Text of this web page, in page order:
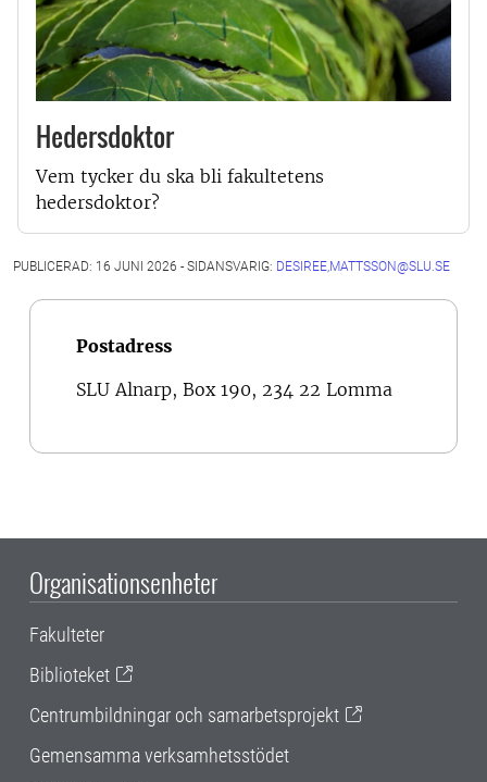
Hedersdoktor
Vem tycker du ska bli fakultetens
hedersdoktor?
PUBLICERAD: 16 JUNI 2026 - SIDANSVARIG: DESIREE,MATTSSON@SLU.SE
Postadress
SLU Alnarp, Box 190, 234 22 Lomma
Organisationsenheter
Fakulteter
Biblioteket
Centrumbildningar och samarbetsprojekt
Gemensamma verksamhetsstödet